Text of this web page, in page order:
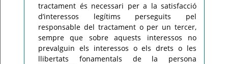
tractament és necessari per a la satisfacció
d’interessos legítims perseguits pel
responsable del tractament o per un tercer,
sempre que sobre aquests interessos no
prevalguin els interessos o els drets o les
llibertats fonamentals de la persona